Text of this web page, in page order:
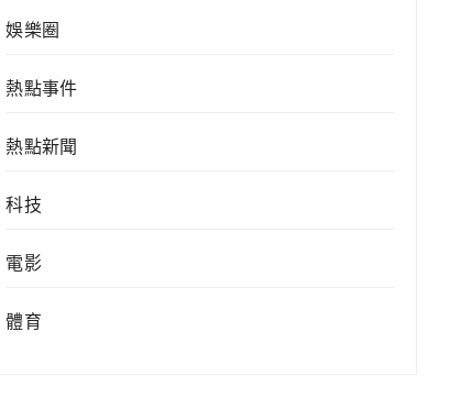
娛樂圈
熱點事件
熱點新聞
科技
電影
體育